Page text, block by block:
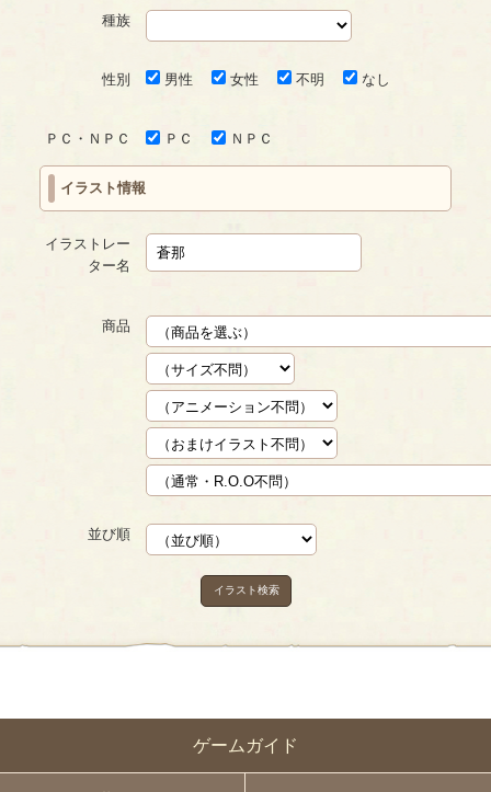
ゲームガイド
種族
性別 男性 女性 不明 なし
ＰＣ・ＮＰＣ ＰＣ ＮＰＣ
イラスト情報
イラストレー
ター名
商品
並び順
イラスト検索